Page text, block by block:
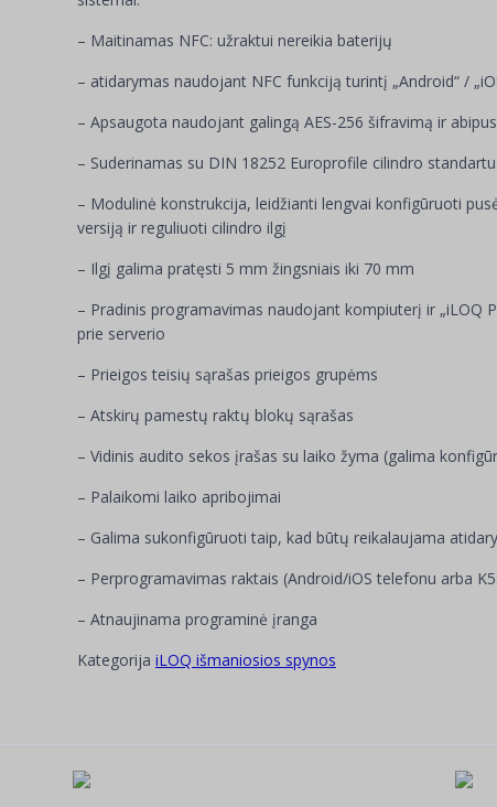
– Maitinamas NFC: užraktui nereikia baterijų
– atidarymas naudojant NFC funkciją turintį „Android“ /
– Apsaugota naudojant galingą AES-256 šifravimą ir
– Suderinamas su DIN 18252 Europrofile cilindro standartu
– Modulinė konstrukcija, leidžianti lengvai konfigūruoti
versiją ir reguliuoti cilindro ilgį
– Ilgį galima pratęsti 5 mm žingsniais iki 70 mm
– Pradinis programavimas naudojant kompiuterį ir „iLOQ
prie serverio
– Prieigos teisių sąrašas prieigos grupėms
– Atskirų pamestų raktų blokų sąrašas
– Vidinis audito sekos įrašas su laiko žyma (galima
– Palaikomi laiko apribojimai
– Galima sukonfigūruoti taip, kad būtų reikalaujama
– Perprogramavimas raktais (Android/iOS telefonu arba
– Atnaujinama programinė įranga
Kategorija iLOQ išmaniosios spynos